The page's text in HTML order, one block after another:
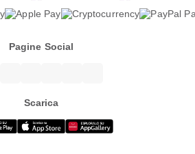
Pagine Social
Scarica